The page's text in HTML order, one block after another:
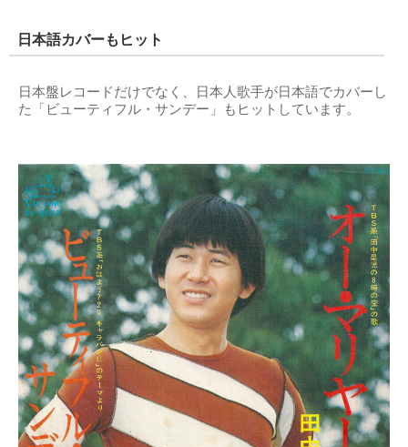
日本語カバーもヒット
日本盤レコードだけでなく、日本人歌手が日本語でカバーし
た「ビューティフル・サンデー」もヒットしています。